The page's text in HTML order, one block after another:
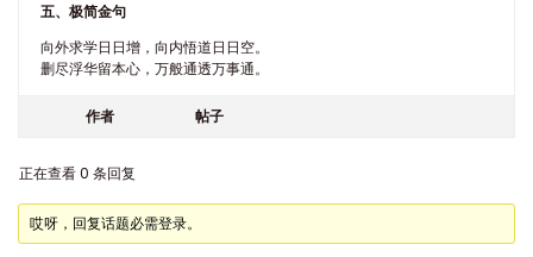
五、极简金句
向外求学日日增，向内悟道日日空。
删尽浮华留本心，万般通透万事通。
作者 帖子
正在查看 0 条回复
哎呀，回复话题必需登录。